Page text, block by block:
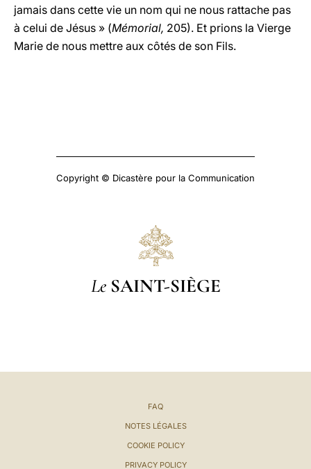
jamais dans cette vie un nom qui ne nous rattache pas
à celui de Jésus » (Mémorial, 205). Et prions la Vierge
Marie de nous mettre aux côtés de son Fils.
Copyright © Dicastère pour la Communication
Le SAINT-SIÈGE
FAQ
NOTES LÉGALES
COOKIE POLICY
PRIVACY POLICY